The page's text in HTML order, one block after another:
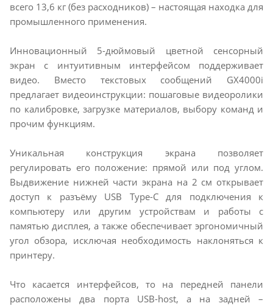
всего 13,6 кг (без расходников) – настоящая находка для
промышленного применения.
Инновационный 5-дюймовый цветной сенсорный
экран с интуитивным интерфейсом поддерживает
видео. Вместо текстовых сообщений GX4000i
предлагает видеоинструкции: пошаговые видеоролики
по калибровке, загрузке материалов, выбору команд и
прочим функциям.
Уникальная конструкция экрана позволяет
регулировать его положение: прямой или под углом.
Выдвижение нижней части экрана на 2 см открывает
доступ к разъёму USB Type-C для подключения к
компьютеру или другим устройствам и работы с
памятью дисплея, а также обеспечивает эргономичный
угол обзора, исключая необходимость наклоняться к
принтеру.
Что касается интерфейсов, то на передней панели
расположены два порта USB-host, а на задней –